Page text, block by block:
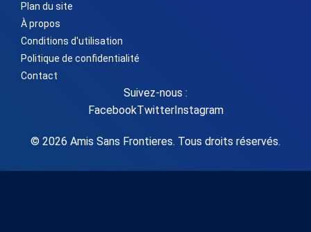
Plan du site
À propos
Conditions d'utilisation
Politique de confidentialité
Contact
Suivez-nous :
FacebookTwitterInstagram
© 2026 Amis Sans Frontieres. Tous droits réservés.